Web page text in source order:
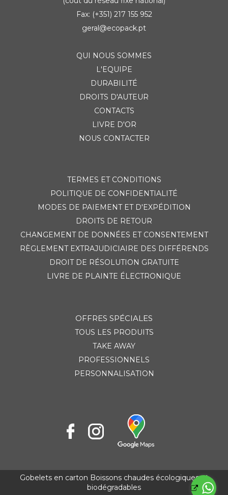
Fax: (+351) 217 155 952
geral@ecopack.pt
QUI NOUS SOMMES
L'EQUIPE
DURABILITÉ
DROITS D'AUTEUR
CONTACTS
LIVRE D'OR
NOUS CONTACTER
TERMES ET CONDITIONS
POLITIQUE DE CONFIDENTIALITÉ
MODES DE PAIEMENT ET D'EXPÉDITION
DROITS DE RETOUR
CHANGEMENT DE DONNÉES ET CONSENTEMENT
RÈGLEMENT EXTRAJUDICIAIRE DES DIFFÉRENDS
DROIT DE RÉSOLUTION GRATUITE
LIVRE DE PLAINTE ÉLECTRONIQUE
OFFRES SPÉCIALES
TOUS LES PRODUITS
TAKE AWAY
PROFESSIONNELS
PERSONNALISATION
Gobelets en carton Boissons chaudes écologiques et
biodégradables